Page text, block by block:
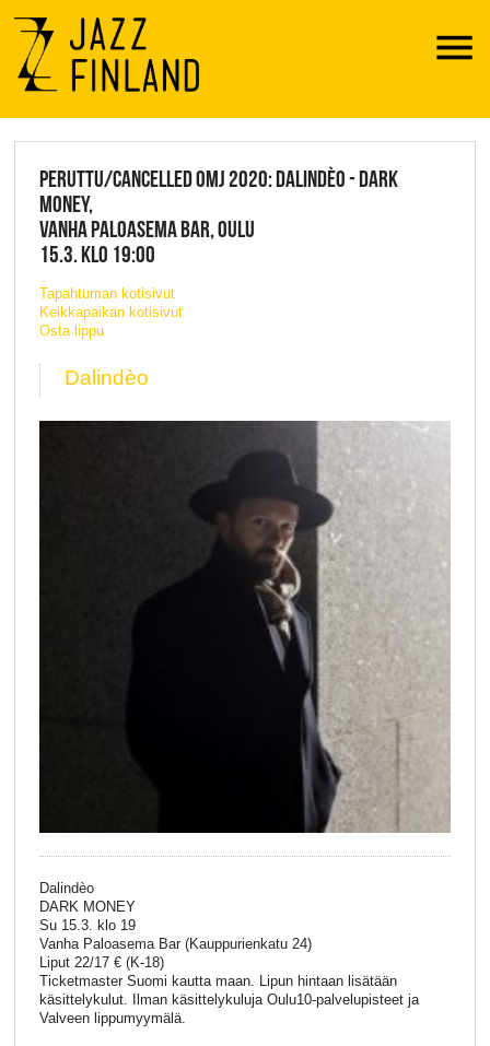
Menu
JAZZ FINLAND LIVE
PERUTTU/CANCELLED OMJ 2020: DALINDÈO - DARK
MONEY,
VANHA PALOASEMA BAR, OULU
15.3. KLO 19:00
Tapahtuman kotisivut
Keikkapaikan kotisivut
Osta lippu
Dalindèo
Dalindèo
DARK MONEY
Su 15.3. klo 19
Vanha Paloasema Bar (Kauppurienkatu 24)
Liput 22/17 € (K-18)
Ticketmaster Suomi kautta maan. Lipun hintaan lisätään
käsittelykulut. Ilman käsittelykuluja Oulu10-palvelupisteet ja
Valveen lippumyymälä.